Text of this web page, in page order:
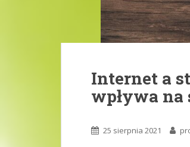
Internet a
wpływa na
25 sierpnia 2021